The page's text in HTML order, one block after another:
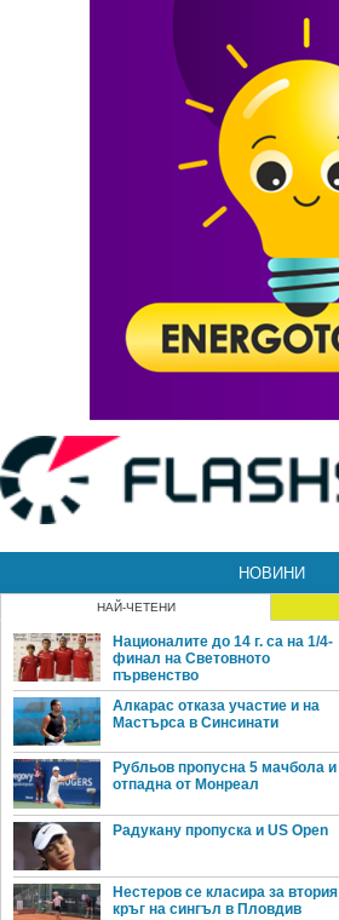
НОВИНИ
НАЙ-ЧЕТЕНИ
Националите до 14 г. са на 1/4-
финал на Световното
първенство
Алкарас отказа участие и на
Мастърса в Синсинати
Рубльов пропусна 5 мачбола и
отпадна от Монреал
Радукану пропуска и US Open
Нестеров се класира за втория
кръг на сингъл в Пловдив